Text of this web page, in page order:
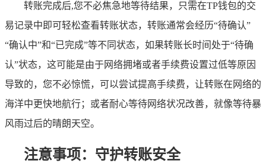
转账完成后,您不必焦急地等待结果，只需在TP钱包的交
易记录中即可轻松查看转账状态，转账通常会经历“待确认”
“确认中”和“已完成”等不同状态，如果转账长时间处于“待确
认”状态，这可能是由于网络拥堵或者手续费设置过低等原因
导致的，您不必惊慌，可以尝试提高手续费，让转账在网络的
海洋中更快地航行；或者耐心等待网络状况改善，就像等待暴
风雨过后的晴朗天空。
注意事项：守护转账安全